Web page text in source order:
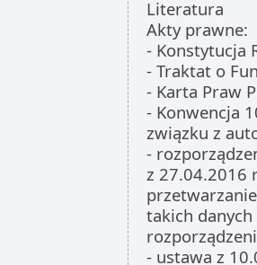
Literatura
Akty prawne:
- Konstytucja
- Traktat o
- Karta Praw
- Konwencja
związku z
-
z 27.04.2016
takich
- ustawa z